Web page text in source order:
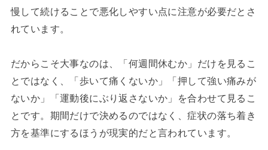
慢して続けることで悪化しやすい点に注意が必要だとさ
れています。
だからこそ大事なのは、「何週間休むか」だけを見るこ
とではなく、「歩いて痛くないか」「押して強い痛みが
ないか」「運動後にぶり返さないか」を合わせて見るこ
とです。期間だけで決めるのではなく、症状の落ち着き
方を基準にするほうが現実的だと言われています。